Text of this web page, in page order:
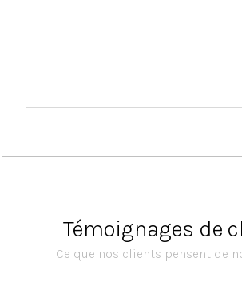
Témoignages de
Ce que nos clients pensent de